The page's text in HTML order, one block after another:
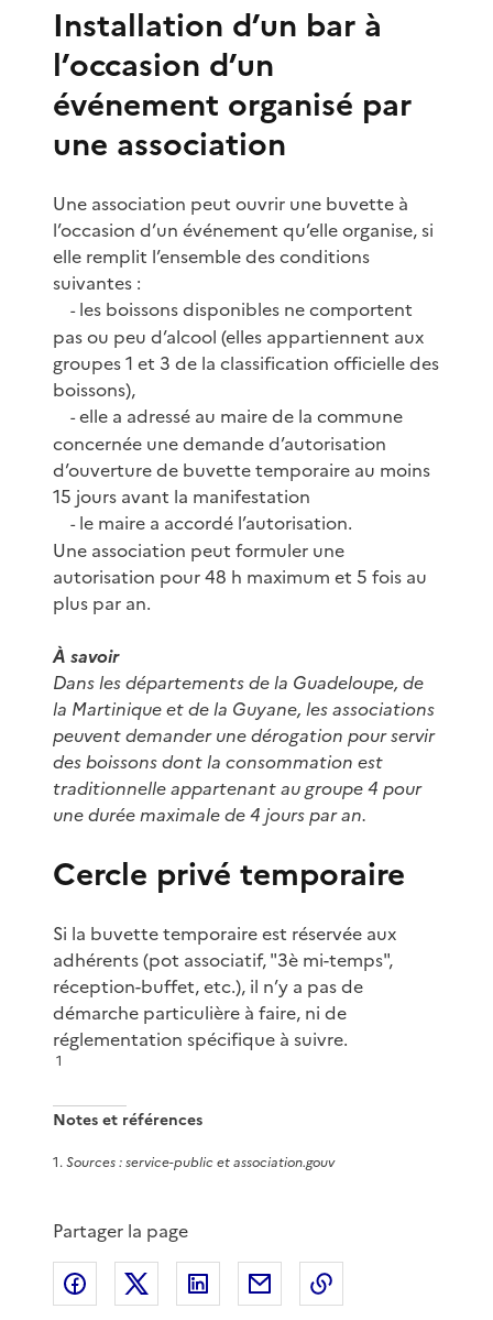
Installation d’un bar à
l’occasion d’un
événement organisé par
une association
Une association peut ouvrir une buvette à
l’occasion d’un événement qu’elle organise, si
elle remplit l’ensemble des conditions
suivantes :
-les boissons disponibles ne comportent
pas ou peu d’alcool (elles appartiennent aux
groupes 1 et 3 de la classification officielle des
boissons),
-elle a adressé au maire de la commune
concernée une demande d’autorisation
d’ouverture de buvette temporaire au moins
15 jours avant la manifestation
-le maire a accordé l’autorisation.
Une association peut formuler une
autorisation pour 48 h maximum et 5 fois au
plus par an.
À savoir
Dans les départements de la Guadeloupe, de
la Martinique et de la Guyane, les associations
peuvent demander une dérogation pour servir
des boissons dont la consommation est
traditionnelle appartenant au groupe 4 pour
une durée maximale de 4 jours par an.
Cercle privé temporaire
Si la buvette temporaire est réservée aux
adhérents (pot associatif, "3è mi-temps",
réception-buffet, etc.), il n’y a pas de
démarche particulière à faire, ni de
réglementation spécifique à suivre.
1
Notes et références
1.Sources : service-public et association.gouv
Partager la page
Partager sur Facebook
Partager sur XPartager sur LinkedIn
Partager par email